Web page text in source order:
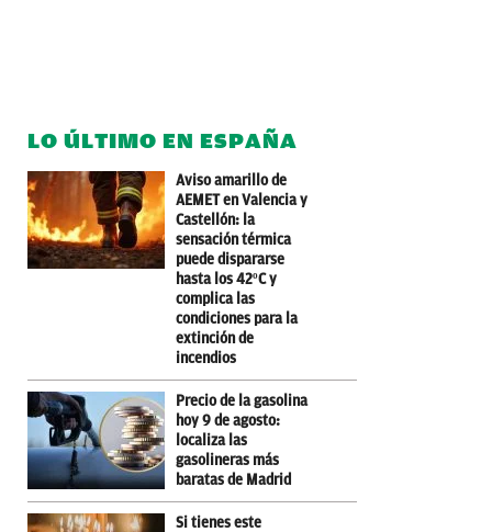
LO ÚLTIMO EN ESPAÑA
Aviso amarillo de
AEMET en Valencia y
Castellón: la
sensación térmica
puede dispararse
hasta los 42ºC y
complica las
condiciones para la
extinción de
incendios
Precio de la gasolina
hoy 9 de agosto:
localiza las
gasolineras más
baratas de Madrid
Si tienes este